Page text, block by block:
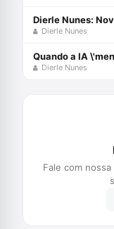
Dierle Nunes
Dierle Nunes
Fale com